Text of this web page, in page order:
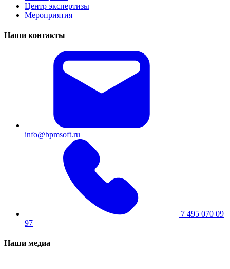
Центр экспертизы
Мероприятия
Наши контакты
info@bpmsoft.ru
7 495 070 09
97
Наши медиа